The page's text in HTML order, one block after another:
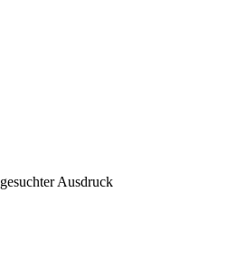
gesuchter Ausdruck